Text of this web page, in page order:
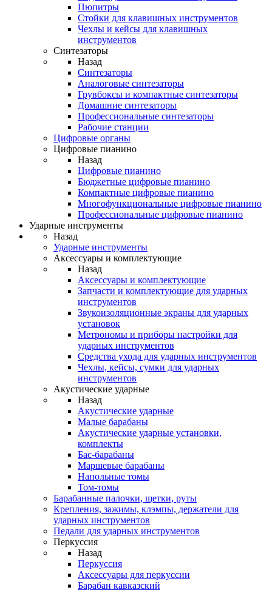
Пюпитры
Стойки для клавишных инструментов
Чехлы и кейсы для клавишных
инструментов
Синтезаторы
Назад
Синтезаторы
Аналоговые синтезаторы
Грувбоксы и компактные синтезаторы
Домашние синтезаторы
Профессиональные синтезаторы
Рабочие станции
Цифровые органы
Цифровые пианино
Назад
Цифровые пианино
Бюджетные цифровые пианино
Компактные цифровые пианино
Многофункциональные цифровые пианино
Профессиональные цифровые пианино
Ударные инструменты
Назад
Ударные инструменты
Аксессуары и комплектующие
Назад
Аксессуары и комплектующие
Запчасти и комплектующие для ударных
инструментов
Звукоизоляционные экраны для ударных
установок
Метрономы и приборы настройки для
ударных инструментов
Средства ухода для ударных инструментов
Чехлы, кейсы, сумки для ударных
инструментов
Акустические ударные
Назад
Акустические ударные
Mалые барабаны
Акустические ударные установки,
комплекты
Бас-барабаны
Маршевые барабаны
Напольные томы
Том-томы
Барабанные палочки, щетки, руты
Крепления, зажимы, клэмпы, держатели для
ударных инструментов
Педали для ударных инструментов
Перкуссия
Назад
Перкуссия
Аксессуары для перкуссии
Барабан кавказский